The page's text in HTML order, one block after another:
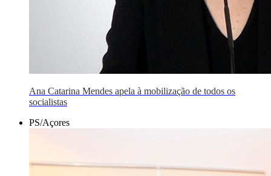
Ana Catarina Mendes apela à mobilização de todos os
socialistas
PS/Açores